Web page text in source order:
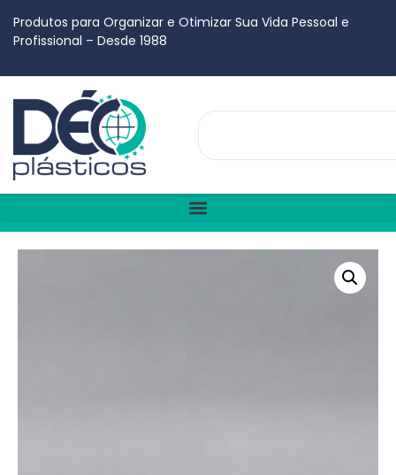
Produtos para Organizar e Otimizar Sua Vida Pessoal e
Profissional – Desde 1988